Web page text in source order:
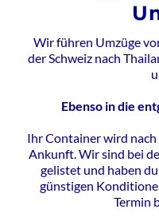
Wir führen Umzüge
der Schweiz nach
Ebenso in die
Ihr Container wird
Ankunft. Wir sind bei
gelistet und haben
günstigen
Termin